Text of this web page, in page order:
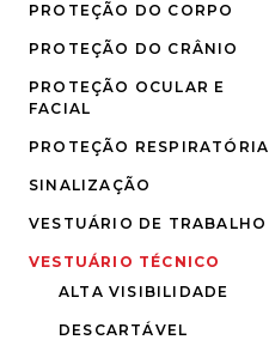
PROTEÇÃO DO CORPO
PROTEÇÃO DO CRÂNIO
PROTEÇÃO OCULAR E
FACIAL
PROTEÇÃO RESPIRATÓRIA
SINALIZAÇÃO
VESTUÁRIO DE TRABALHO
VESTUÁRIO TÉCNICO
ALTA VISIBILIDADE
DESCARTÁVEL